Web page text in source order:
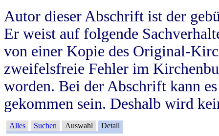
Autor dieser Abschrift ist der
Er weist auf folgende
von einer Kopie des Original-
zweifelsfreie Fehler im
worden. Bei der Abschrift kann
gekommen sein. Deshalb wird
Alles Suchen Auswahl Detail